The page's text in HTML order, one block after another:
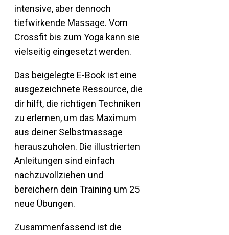
intensive, aber dennoch
tiefwirkende Massage. Vom
Crossfit bis zum Yoga kann sie
vielseitig eingesetzt werden.
Das beigelegte E-Book ist eine
ausgezeichnete Ressource, die
dir hilft, die richtigen Techniken
zu erlernen, um das Maximum
aus deiner Selbstmassage
herauszuholen. Die illustrierten
Anleitungen sind einfach
nachzuvollziehen und
bereichern dein Training um 25
neue Übungen.
Zusammenfassend ist die